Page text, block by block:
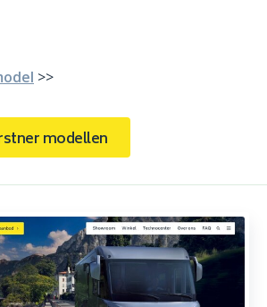
>>
modellen